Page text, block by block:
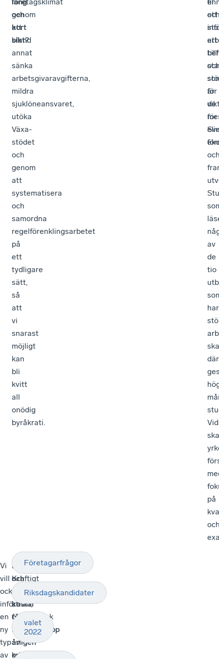
genom
att
bland
annat
sänka
arbetsgivaravgifterna,
mildra
sjuklöneansvaret,
utöka
Växa-
stödet
och
genom
att
systematisera
och
samordna
regelförenklingsarbetet
på
ett
tydligare
sätt,
så
att
vi
snarast
möjligt
kan
bli
kvitt
all
onödig
byråkrati.
och
kort
sikt?
ett
för
de
ett
är
för
av
de
tio
har
ska
ska
på
Vi
vill
också
införa
en
ny
typ
av
Brottslighet
och
otrygghet
kostar
företagen
miljardbelopp
årligen
och
–
Kraftigt
skärpta
straff,
obligatorisk
utvisning
av
kriminella
Företagarfrågor
Riksdagskandidater
valet
2022